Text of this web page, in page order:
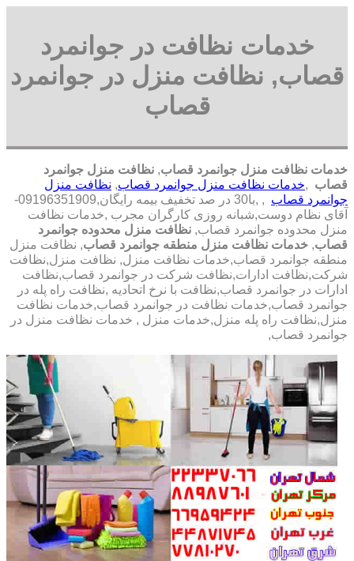
خدمات نظافت در جوانمرد
قصاب, نظافت منزل در جوانمرد
قصاب
خدمات نظافت منزل جوانمرد قصاب, نظافت منزل جوانمرد
قصاب ,خدمات نظافت منزل جوانمرد قصاب, نظافت منزل
جوانمرد قصاب , ,با
30 در صد تخفیف بیمه رایگان,09196351909-
آقای نظام دوست,شبانه روزی کارگران مجرب ,خدمات نظافت
منزل محدوده جوانمرد قصاب, نظافت منزل محدوده جوانمرد
قصاب, خدمات نظافت منزل منطقه جوانمرد قصاب, نظافت منزل
منطقه جوانمرد قصاب,خدمات نظافت منزل, نظافت منزل,نظافت
شرکت,نظافت ادارات,نظافت شرکت در جوانمرد قصاب,نظافت
ادارات در جوانمرد قصاب,نظافت با نرخ اتحادیه ,نظافت راه پله در
جوانمرد قصاب,خدمات نظافت در جوانمرد قصاب,خدمات نظافت
منزل,نظافت راه پله منزل,خدمات منزل , خدمات نظافت منزل در
جوانمرد قصاب,